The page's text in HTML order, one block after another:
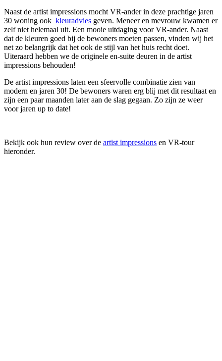
Naast de artist impressions mocht VR-ander in deze prachtige jaren
30 woning ook kleuradvies geven. Meneer en mevrouw kwamen er
zelf niet helemaal uit. Een mooie uitdaging voor VR-ander. Naast
dat de kleuren goed bij de bewoners moeten passen, vinden wij het
net zo belangrijk dat het ook de stijl van het huis recht doet.
Uiteraard hebben we de originele en-suite deuren in de artist
impressions behouden!
De artist impressions laten een sfeervolle combinatie zien van
modern en jaren 30! De bewoners waren erg blij met dit resultaat en
zijn een paar maanden later aan de slag gegaan. Zo zijn ze weer
voor jaren up to date!
Bekijk ook hun review over de artist impressions en VR-tour
hieronder.